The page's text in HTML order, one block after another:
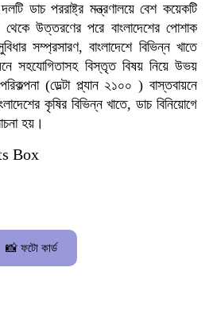
দলটি ডাচ পররাষ্ট্র মন্ত্রণালয়ে বেশ কয়েকটি
উত্তরণের পরে বাংলাদেশের পোশাক
সম্প্রসারণ, বাংলাদেশে বিভিন্ন খাতে
সহযোগিতাসহ বিস্তৃত বিষয় নিয়ে উভয়
(ডেল্টা প্ল্যান ২১০০ ) বাস্তবায়নে
কৃষির বিভিন্ন খাতে, ডাচ বিনিয়োগে
হয়।
Box
📸 ফটো কার্ড